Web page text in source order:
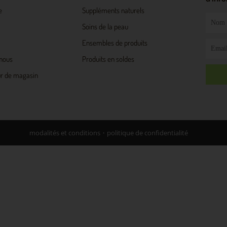
de magasin
Suppléments naturels
Soins de la peau
Ensembles de produits
Produits en soldes
modalités et conditions・politique de confidentialité